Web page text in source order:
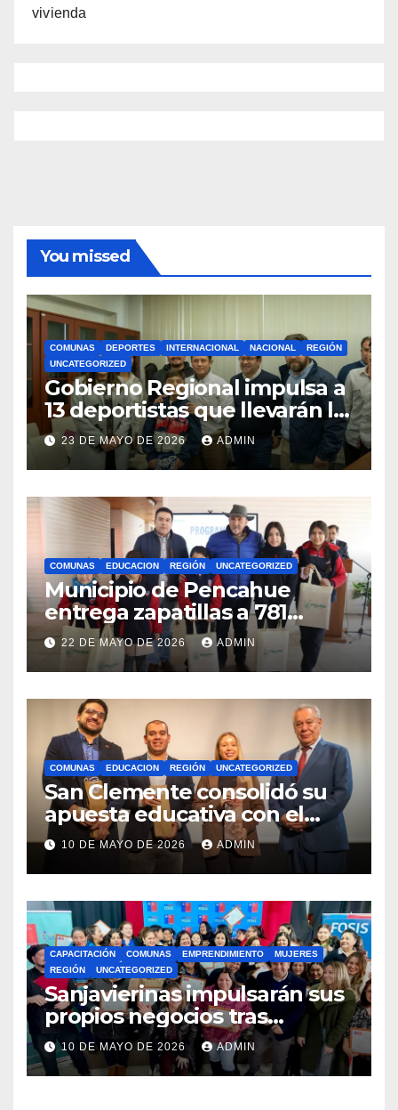
vivienda
You missed
COMUNAS DEPORTES INTERNACIONAL NACIONAL
REGIÓN
UNCATEGORIZED
Gobierno Regional impulsa a
13 deportistas que llevarán la
bandera maulina a
competencias
internacionales
23 DE MAYO DE 2026 ADMIN
COMUNAS EDUCACION REGIÓN UNCATEGORIZED
Municipio de Pencahue
entrega zapatillas a 781
estudiantes con recursos del
Royalty Minero
22 DE MAYO DE 2026 ADMIN
COMUNAS EDUCACION REGIÓN UNCATEGORIZED
San Clemente consolidó su
apuesta educativa con el
lanzamiento del
Preuniversitario Brotes 2026
10 DE MAYO DE 2026 ADMIN
CAPACITACIÓN COMUNAS EMPRENDIMIENTO
MUJERES
REGIÓN
UNCATEGORIZED
Sanjavierinas impulsarán sus
propios negocios tras
capacitarse junto al FOSIS
10 DE MAYO DE 2026 ADMIN